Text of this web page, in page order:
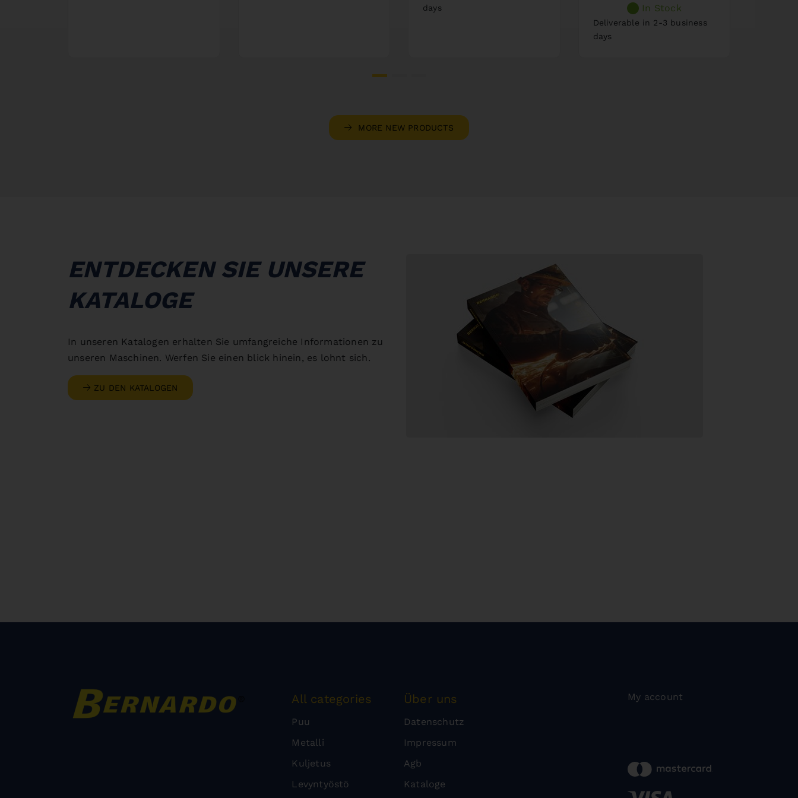
days
In Stock
Deliverable in 2-3 business
days
MORE NEW PRODUCTS
ENTDECKEN SIE UNSERE
KATALOGE
In unseren Katalogen erhalten Sie umfangreiche Informationen zu
unseren Maschinen. Werfen Sie einen blick hinein, es lohnt sich.
ZU DEN KATALOGEN
All categories
Puu
Metalli
Kuljetus
Levyntyöstö
Über uns
Datenschutz
Impressum
Agb
Kataloge
My account